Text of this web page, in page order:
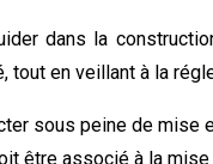
dans la
en veillant à la
sous peine de mise
être associé à la